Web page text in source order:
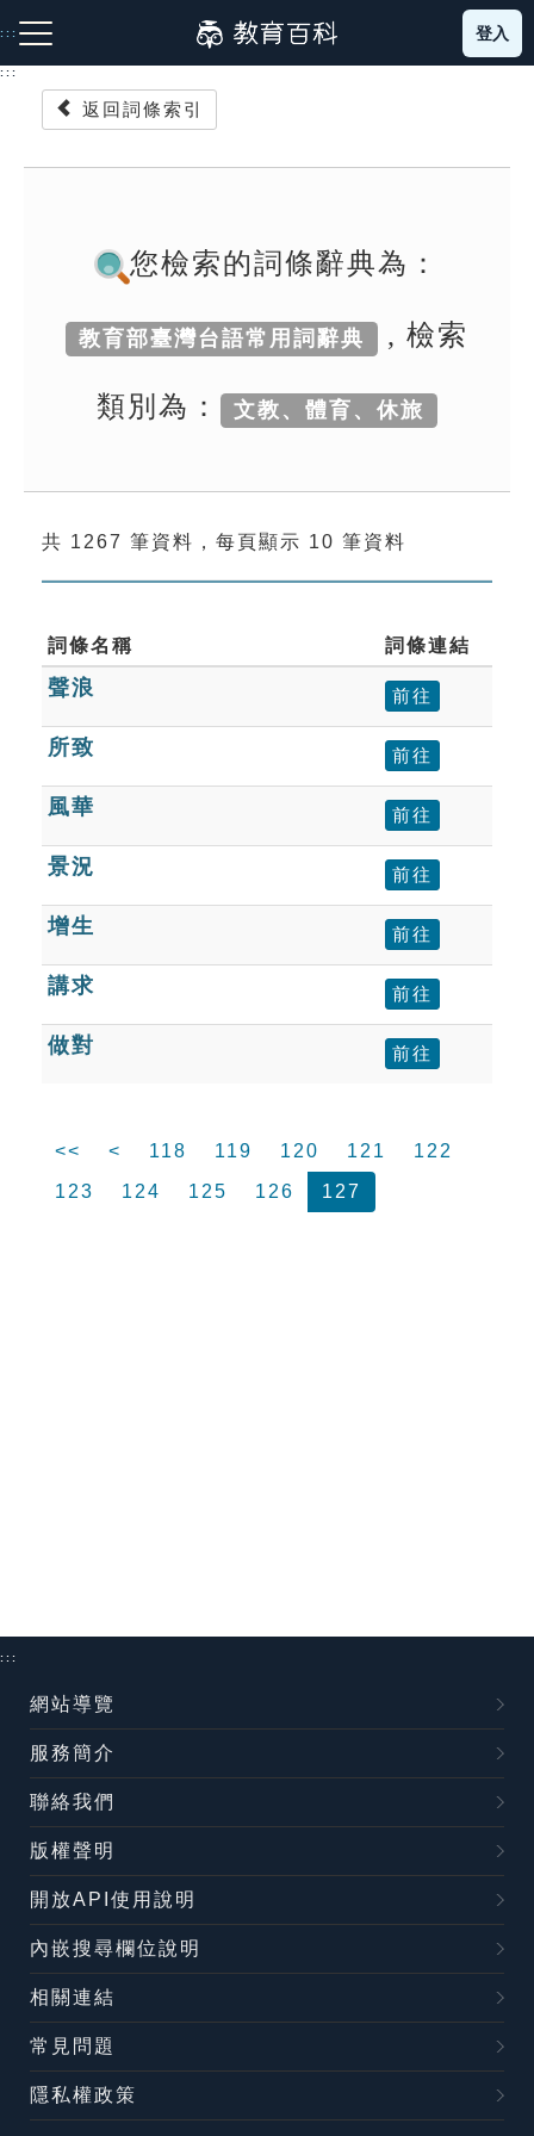
到
主
:::
生字詞彙表
成語故事
索引選單
單字索引
生命大百科索引
遊戲專區
教學應用
貓頭鷹博士
登入
:::
返回詞條索引
您檢索的詞條辭典為：
教育部臺灣台語常用詞辭典 , 檢索
類別為： 文教、體育、休旅
共 1267 筆資料，每頁顯示 10 筆資料
詞條名稱 詞條連結
聲浪 前往
所致 前往
風華 前往
景況 前往
增生 前往
講求 前往
做對 前往
<< < 118 119 120 121
122
123
124 125 126 127
:::
網站導覽
服務簡介
聯絡我們
版權聲明
開放API使用說明
內嵌搜尋欄位說明
相關連結
常見問題
隱私權政策